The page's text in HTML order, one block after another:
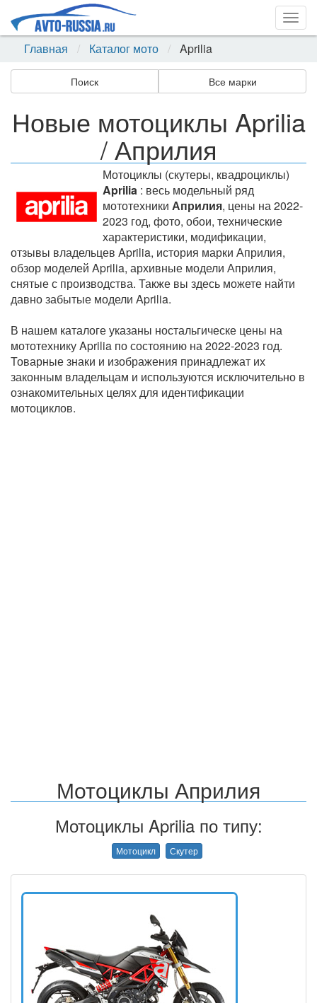
Главная
Каталог мото Aprilia
Поиск Все марки
Новые мотоциклы Aprilia
/ Априлия
Мотоциклы (скутеры, квадроциклы)
Aprilia : весь модельный ряд
мототехники Априлия, цены на 2022-
2023 год, фото, обои, технические
характеристики, модификации,
отзывы владельцев Aprilia, история марки Априлия,
обзор моделей Aprilia, архивные модели Априлия,
снятые с производства. Также вы здесь можете найти
давно забытые модели Aprilia.
В нашем каталоге указаны ностальгическе цены на
мототехнику Aprilia по состоянию на 2022-2023 год.
Товарные знаки и изображения принадлежат их
законным владельцам и используются исключительно в
ознакомительных целях для идентификации
мотоциклов.
Мотоциклы Априлия
Мотоциклы Aprilia по типу:
Мотоцикл Скутер